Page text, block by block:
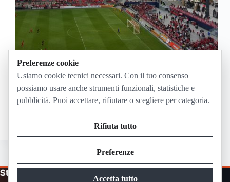
Canada-Bosnia Erzegovina si gioca oggi, venerdì 12
di Toronto. In Italia la partita è su Rai 1 e RaiPlay in
chiaro, con collegamento Rai indicato dalle 20:35, e
Streaming in Diretta
Preferenze cookie
Usiamo cookie tecnici necessari. Con il tuo consenso
possiamo usare anche strumenti funzionali, statistiche e
pubblicità. Puoi accettare, rifiutare o scegliere per categoria.
Rifiuta tutto
Preferenze
Accetta tutto